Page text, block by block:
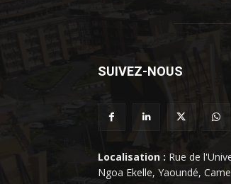
SUIVEZ-NOUS
Localisation : Rue de
Ngoa Ekelle, Yaoundé,